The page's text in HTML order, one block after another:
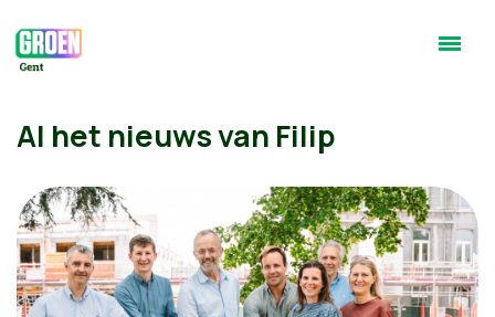
Al het nieuws van Filip